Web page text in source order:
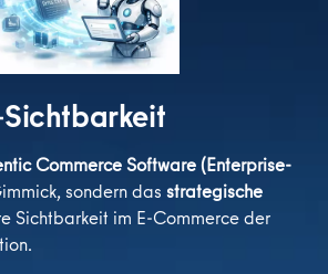
Commerce Software (Enterprise-
sondern das strategische
Sichtbarkeit im E-Commerce der